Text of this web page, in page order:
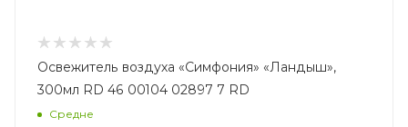
Освежитель воздуха «Симфония» «Ландыш»,
300мл RD 46 00104 02897 7 RD
Средне